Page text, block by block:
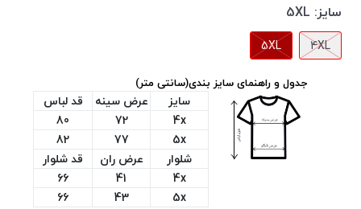
سایز: 5XL
4XL
5XL
جدول و راهنمای سایز بندی(سانتی متر)
سایز عرض سینه
قد لباس
4x
72
80
5x
77
82
شلوار
عرض ران
قد شلوار
4x
41
66
5x
43
66